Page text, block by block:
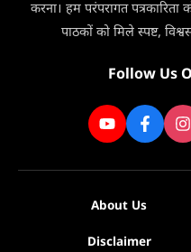
करना। हम परंपरागत
पाठकों को मिले स्पष्ट,
Follow Us
About Us
Disclaimer